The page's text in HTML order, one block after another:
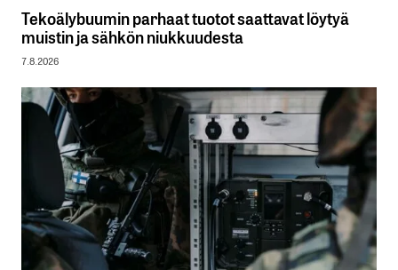
Tekoälybuumin parhaat tuotot saattavat löytyä
muistin ja sähkön niukkuudesta
7.8.2026